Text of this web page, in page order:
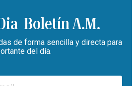
Boletín A.M.
de forma sencilla y directa para
del día.